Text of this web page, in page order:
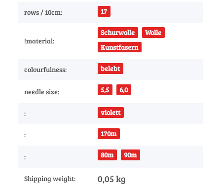
rows / 10cm: 17
!material:
Schurwolle
Wolle
Kunstfasern
colourfulness: belebt
needle size: 5,5 6,0
: violett
: 170m
: 80m 90m
Shipping weight: 0,05 kg